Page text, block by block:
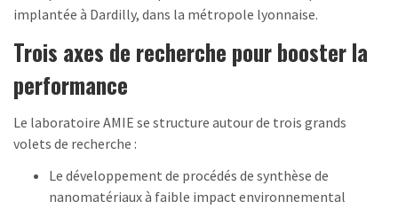
implantée à Dardilly, dans la métropole lyonnaise.
Trois axes de recherche pour booster la
performance
Le laboratoire AMIE se structure autour de trois grands
volets de recherche :
Le développement de procédés de synthèse de
nanomatériaux à faible impact environnemental